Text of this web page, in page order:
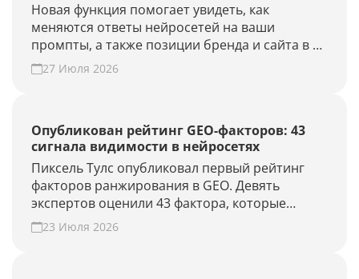
Новая функция помогает увидеть, как
меняются ответы нейросетей на ваши
промпты, а также позиции бренда и сайта в AI-
выдаче.
27 Июля 2026
Опубликован рейтинг GEO-факторов: 43
сигнала видимости в нейросетях
Пиксель Тулс опубликовал первый рейтинг
факторов ранжирования в GEO. Девять
экспертов оценили 43 фактора, которые
влияют на видимость бренда в AI-ответах.
23 Июля 2026